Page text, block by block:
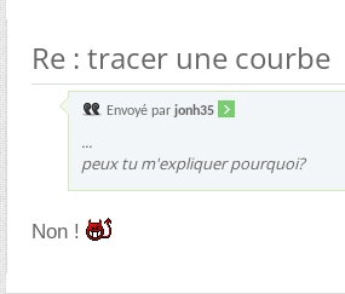
Re : tracer une courbe
Envoyé par jonh35
...
peux tu m'expliquer pourquoi?
Non !